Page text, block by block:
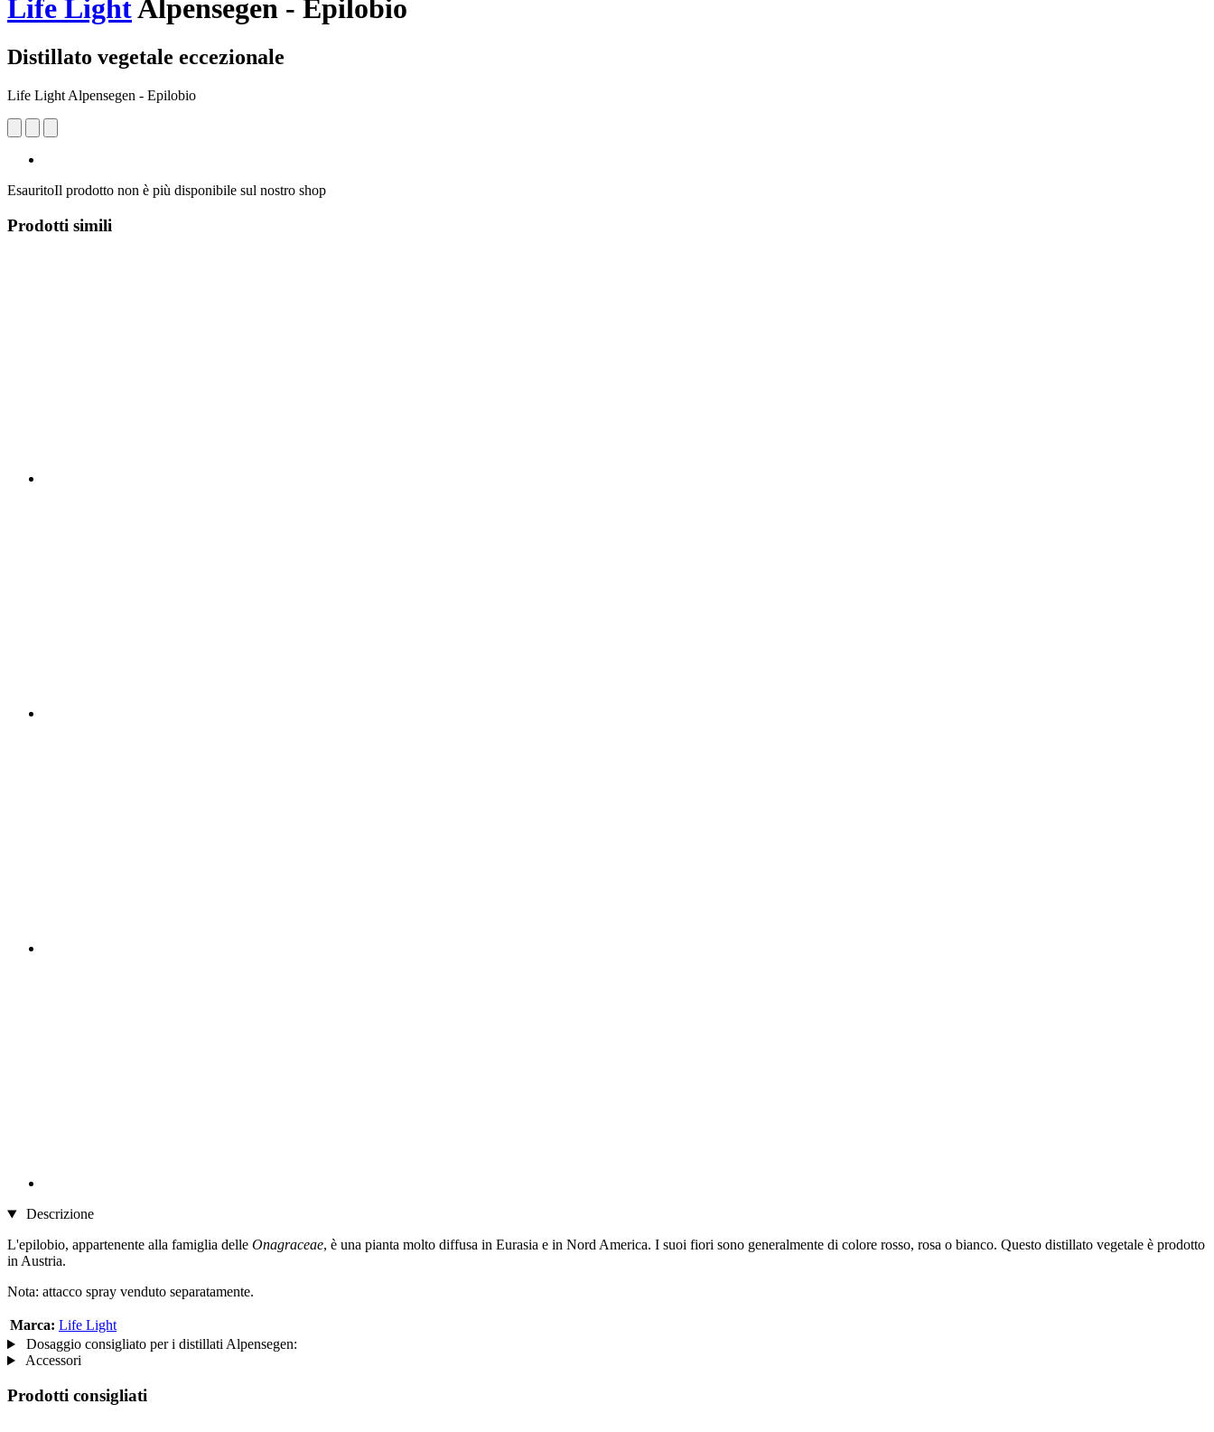
Life LightAlpensegen - Epilobio
Distillato vegetale eccezionale
Life Light Alpensegen - Epilobio
EsauritoIl prodotto non è più disponibile sul nostro shop
Prodotti simili
Descrizione
L'epilobio, appartenente alla famiglia delle Onagraceae, è una pianta molto diffusa in Eurasia e in Nord America. I suoi fiori sono generalmente di colore rosso, rosa o bianco. Questo distillato vegetale è prodotto
in Austria.
Nota: attacco spray venduto separatamente.
Marca: Life Light
Dosaggio consigliato per i distillati Alpensegen:
Accessori
Prodotti consigliati